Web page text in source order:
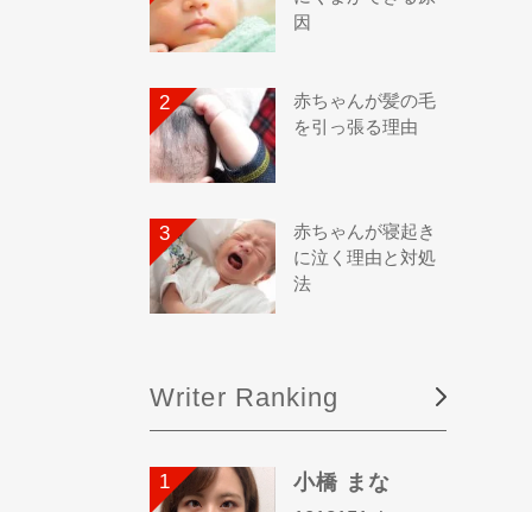
因
赤ちゃんが髪の毛
を引っ張る理由
赤ちゃんが寝起き
に泣く理由と対処
法
Writer Ranking
小橋 まな